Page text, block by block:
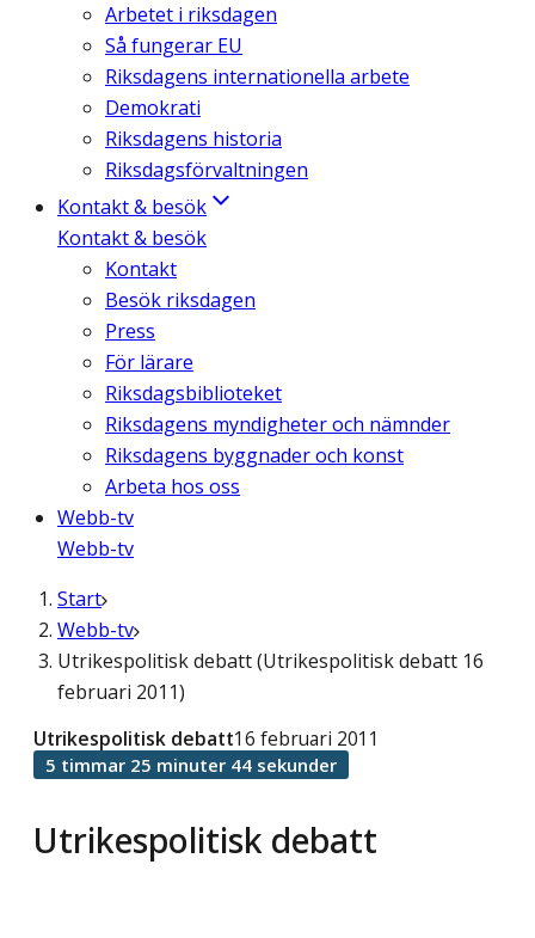
Arbetet i riksdagen
Så fungerar EU
Riksdagens internationella arbete
Demokrati
Riksdagens historia
Riksdagsförvaltningen
Kontakt & besök
Kontakt & besök
Kontakt
Besök riksdagen
Press
För lärare
Riksdagsbiblioteket
Riksdagens myndigheter och nämnder
Riksdagens byggnader och konst
Arbeta hos oss
Webb-tv
Webb-tv
Start
Webb-tv
Utrikespolitisk debatt (Utrikespolitisk debatt 16
februari 2011)
Utrikespolitisk debatt
Utrikespolitisk debatt16 februari 2011
5 timmar 25 minuter 44 sekunder